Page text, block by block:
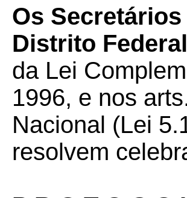
Os
Distrito Federal
da Lei
1996, e nos
Nacional (Lei
resolvem